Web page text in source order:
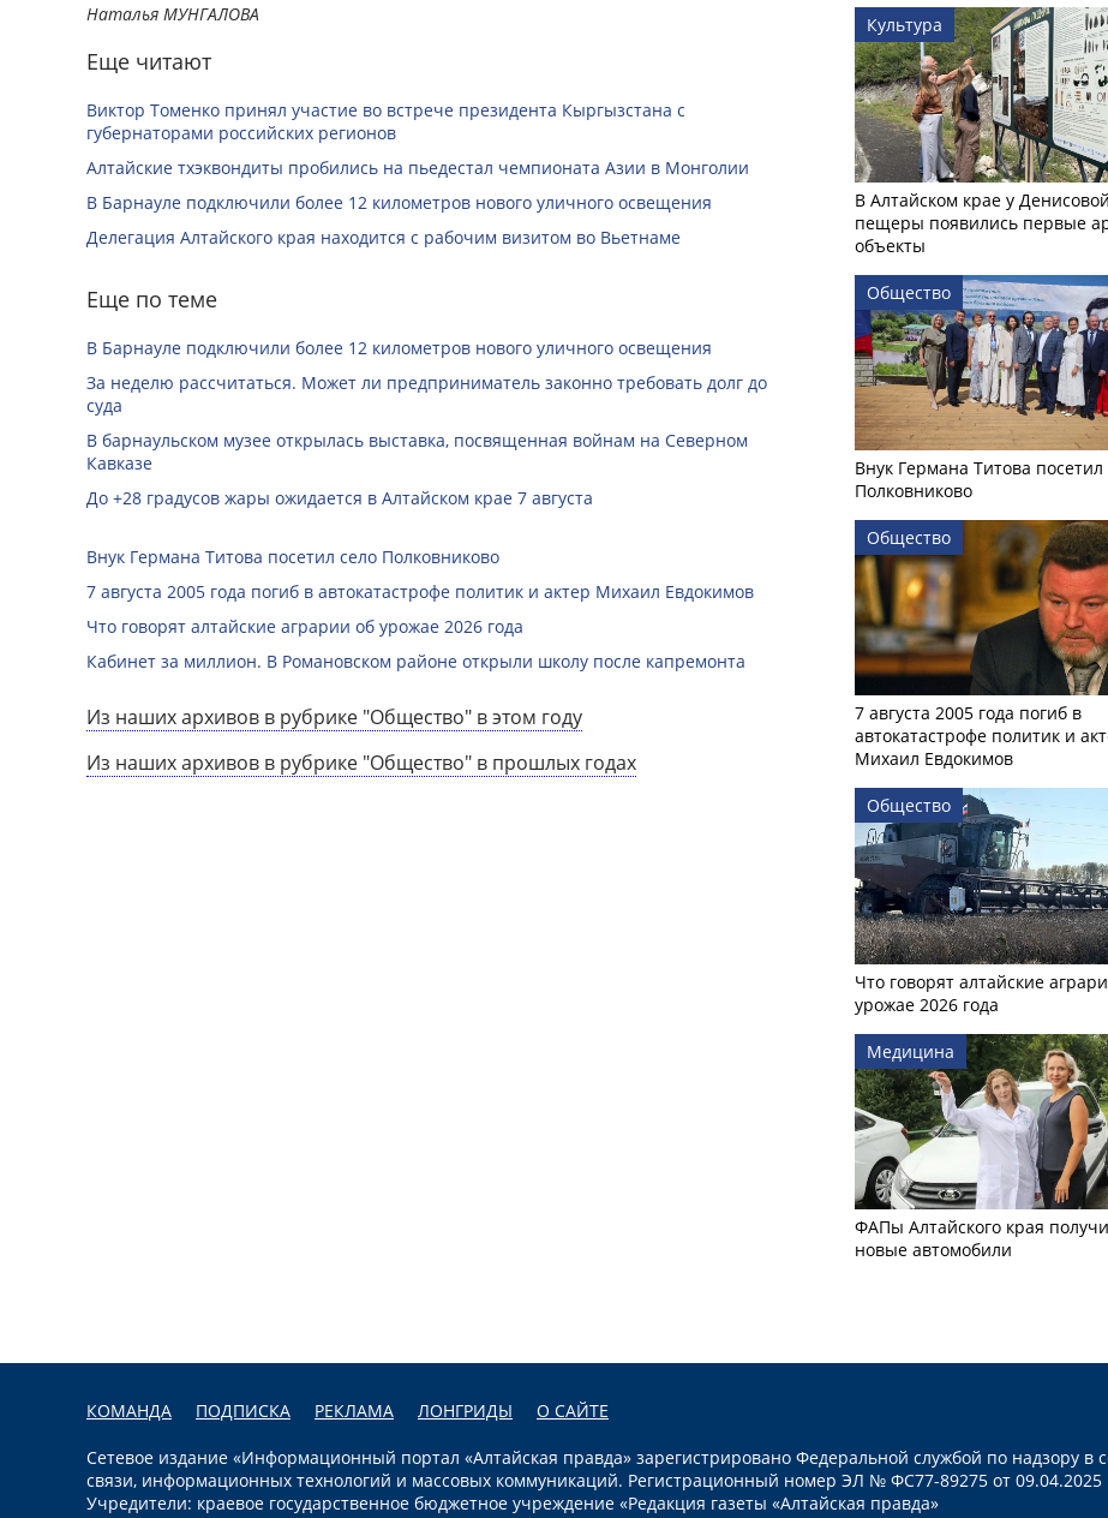
Наталья МУНГАЛОВА
Еще читают
Виктор Томенко принял участие во встрече президента Кыргызстана с
губернаторами российских регионов
Алтайские тхэквондиты пробились на пьедестал чемпионата Азии в Монголии
В Барнауле подключили более 12 километров нового уличного освещения
Делегация Алтайского края находится с рабочим визитом во Вьетнаме
Еще по теме
В Барнауле подключили более 12 километров нового уличного освещения
За неделю рассчитаться. Может ли предприниматель законно требовать долг до
суда
В барнаульском музее открылась выставка, посвященная войнам на Северном
Кавказе
До +28 градусов жары ожидается в Алтайском крае 7 августа
Внук Германа Титова посетил село Полковниково
7 августа 2005 года погиб в автокатастрофе политик и актер Михаил Евдокимов
Что говорят алтайские аграрии об урожае 2026 года
Кабинет за миллион. В Романовском районе открыли школу после капремонта
Из наших архивов в рубрике "Общество" в этом году
Из наших архивов в рубрике "Общество" в прошлых годах
Культура
В Алтайском крае у Денисовой
пещеры появились первые
объекты
Общество
Внук Германа Титова посетил
Полковниково
Общество
7 августа 2005 года погиб в
автокатастрофе политик и
Михаил Евдокимов
Общество
Что говорят алтайские
урожае 2026 года
Медицина
ФАПы Алтайского края
новые автомобили
КОМАНДА ПОДПИСКА РЕКЛАМА ЛОНГРИДЫ О САЙТЕ
Сетевое издание «Информационный портал «Алтайская правда» зарегистрировано Федеральной службой по надзору в
связи, информационных технологий и массовых коммуникаций. Регистрационный номер ЭЛ № ФС77-89275 от 09.04.2025
Учредители: краевое государственное бюджетное учреждение «Редакция газеты «Алтайская правда»